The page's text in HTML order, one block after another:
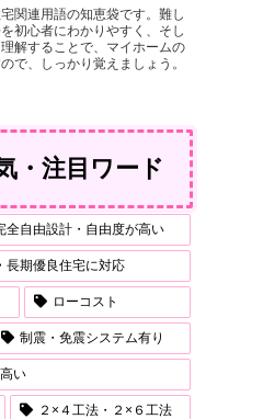
関連用語の知恵袋です。難し
初心者にわかりやすく、そし
解することで、マイホームの
で、しっかり覚えましょう。
・注目ワード
全自由設計・自由度が高い
長期優良住宅に対応
ローコスト
制震・免震システム有り
い
２×４工法・２×６工法